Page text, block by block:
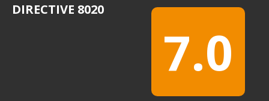
7.0
DIRECTIVE 8020